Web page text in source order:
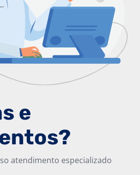
e
atendimento especializado